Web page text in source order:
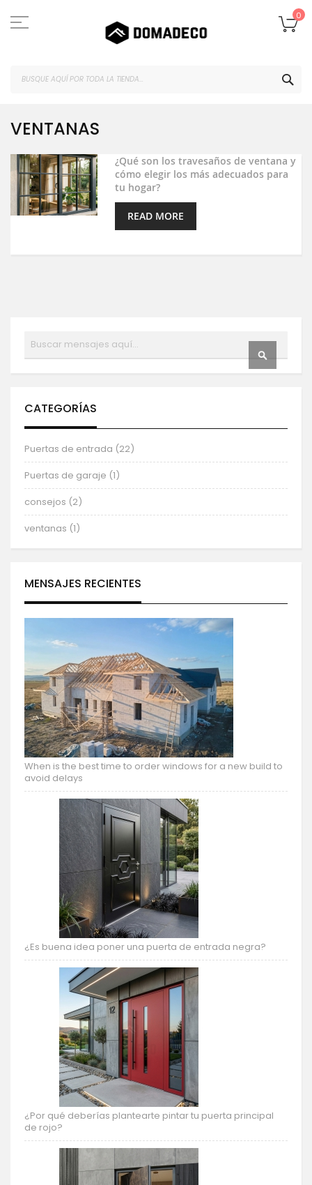
al
contenido
0
VENTANAS
¿Qué son los travesaños de ventana y
cómo elegir los más adecuados para
tu hogar?
READ MORE
CATEGORÍAS
Puertas de entrada (22)
Puertas de garaje (1)
consejos (2)
ventanas (1)
MENSAJES RECIENTES
When is the best time to order windows for a new build to
avoid delays
¿Es buena idea poner una puerta de entrada negra?
¿Por qué deberías plantearte pintar tu puerta principal
de rojo?